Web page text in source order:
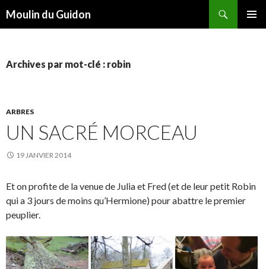
Moulin du Guidon
Archives par mot-clé : robin
ARBRES
UN SACRÉ MORCEAU
19 JANVIER 2014
Et on profite de la venue de Julia et Fred (et de leur petit Robin
qui a 3 jours de moins qu’Hermione) pour abattre le premier
peuplier.